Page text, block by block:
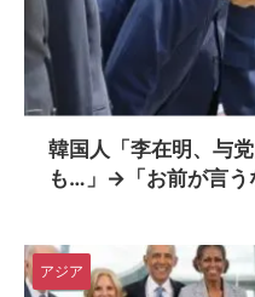
韓国人「李在明、与
も…」→「お前が言う
アジア